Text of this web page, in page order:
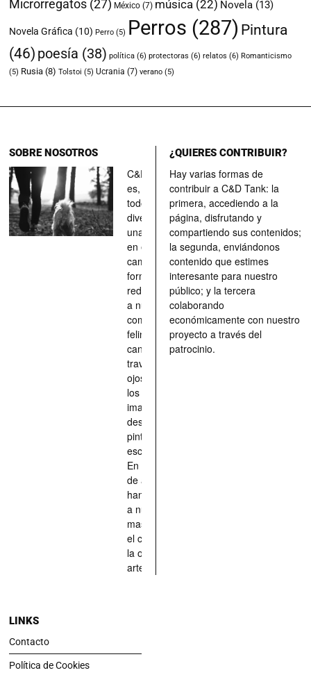
Microrregatos (27) México (7) música (22) Novela (13)
Novela Gráfica (10) Perro (5) Perros (287) Pintura
(46) poesía (38) política (6) protectoras (6) relatos (6) Romanticismo
(5) Rusia (8) Tolstoi (5) Ucrania (7) verano (5)
SOBRE NOSOTROS
C&D Tank
es, ante
todo, un
divertimento,
una parada
en el
camino, una
forma de
redescubrir
a nuestros
compañeros
felinos y
caninos a
través de los
ojos quienes
los han
imaginado,
descrito,
pintado,
esculpido...
En definitiva,
de aquellos
han situado
a nuestras
mascotas en
el centro de
la obra de
arte.
¿QUIERES CONTRIBUIR?
Hay varias formas de
contribuir a C&D Tank: la
primera, accediendo a la
página, disfrutando y
compartiendo sus contenidos;
la segunda, enviándonos
contenido que estimes
interesante para nuestro
público; y la tercera
colaborando
económicamente con nuestro
proyecto a través del
patrocinio.
LINKS
Contacto
Política de Cookies